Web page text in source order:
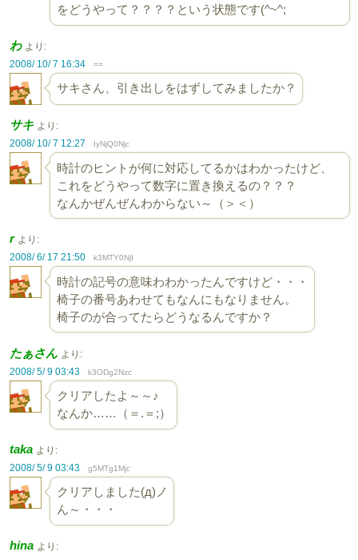
をどうやって？？？？という状態です(^~^;
わ より:
2008/ 10/ 7 16:34
==
サキさん、引き出しをはずしてみましたか？
サキ より:
2008/ 10/ 7 12:27
IyNjQ0Njc
時計のヒントが何に対応してるかはわかったけど、
これをどうやって数字に置き換えるの？？？
なんかぜんぜんわからない～（＞＜）
r より:
2008/ 6/ 17 21:50
k3MTY0NjI
時計の記号の意味わわかったんですけど・・・
椅子の番号あわせてもなんにもなりません。
椅子のが合ってたらどうなるんですか？
たぁさん より:
2008/ 5/ 9 03:43
k3ODg2Nzc
クリアしたよ～～♪
なんか……（＝.＝;）
taka より:
2008/ 5/ 9 03:43
g5MTg1Mjc
クリアしました(д)ノ
ん～・・・
hina より: